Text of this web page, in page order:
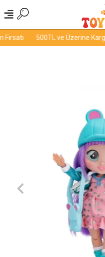
500TL ve Üzerine